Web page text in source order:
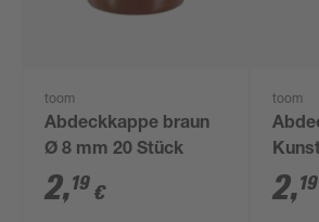
toom
Abdeckkappe braun
Ø 8 mm 20 Stück
2,19 €
toom
20
2,19